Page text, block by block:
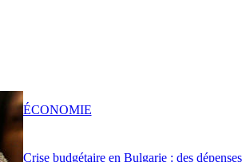
Crise budgétaire en Bulgarie : des dépenses
ÉCONOMIE